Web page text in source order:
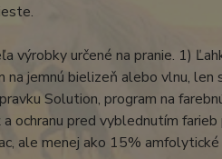
určené na pranie. 1)
jemnú bielizeň alebo vlnu, len
Solution, program na
ochranu pred vyblednutím
ale menej ako 15%